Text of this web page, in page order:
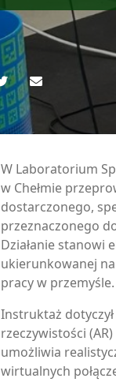
W Laboratorium
w Chełmie
dostarczonego,
przeznaczonego
Działanie stanowi
ukierunkowanej
pracy w przemyśle.
Instruktaż
rzeczywistości
umożliwia
wirtualnych